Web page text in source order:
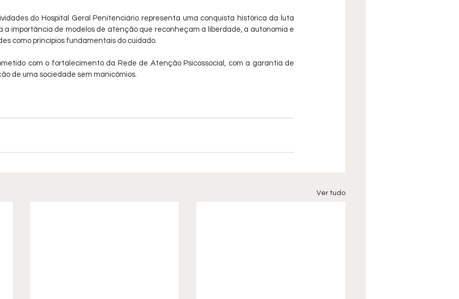
do Hospital Geral Penitenciário representa uma conquista histórica da luta
a importância de modelos de atenção que reconheçam a liberdade, a autonomia e
como princípios fundamentais do cuidado.
com o fortalecimento da Rede de Atenção Psicossocial, com a garantia de
de uma sociedade sem manicômios.
Ver tudo